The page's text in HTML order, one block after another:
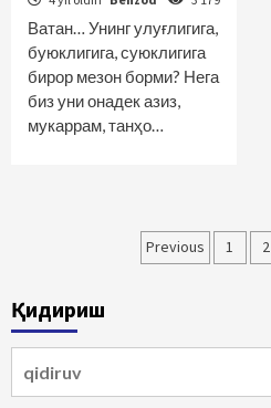
Ватан… Унинг улуғлигига,
буюклигига, суюклигига
бирор мезон борми? Нега
биз уни онадек азиз,
мукаррам, танҳо…
Maqolalar
Previous 1 2
Қидириш